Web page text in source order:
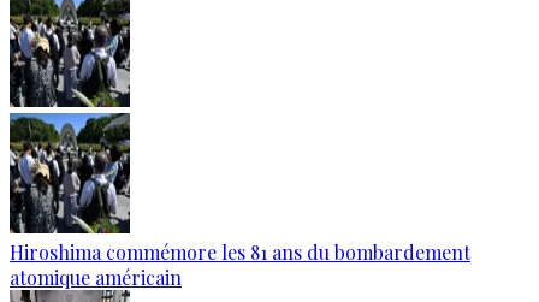
Hiroshima commémore les 81 ans du bombardement
atomique américain